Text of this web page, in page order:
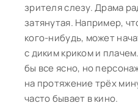
зрителя слезу. Драма
затянутая. Например,
кого-нибудь, может
с диким криком и
бы все ясно, но
на протяжение трёх
часто бывает в кино.